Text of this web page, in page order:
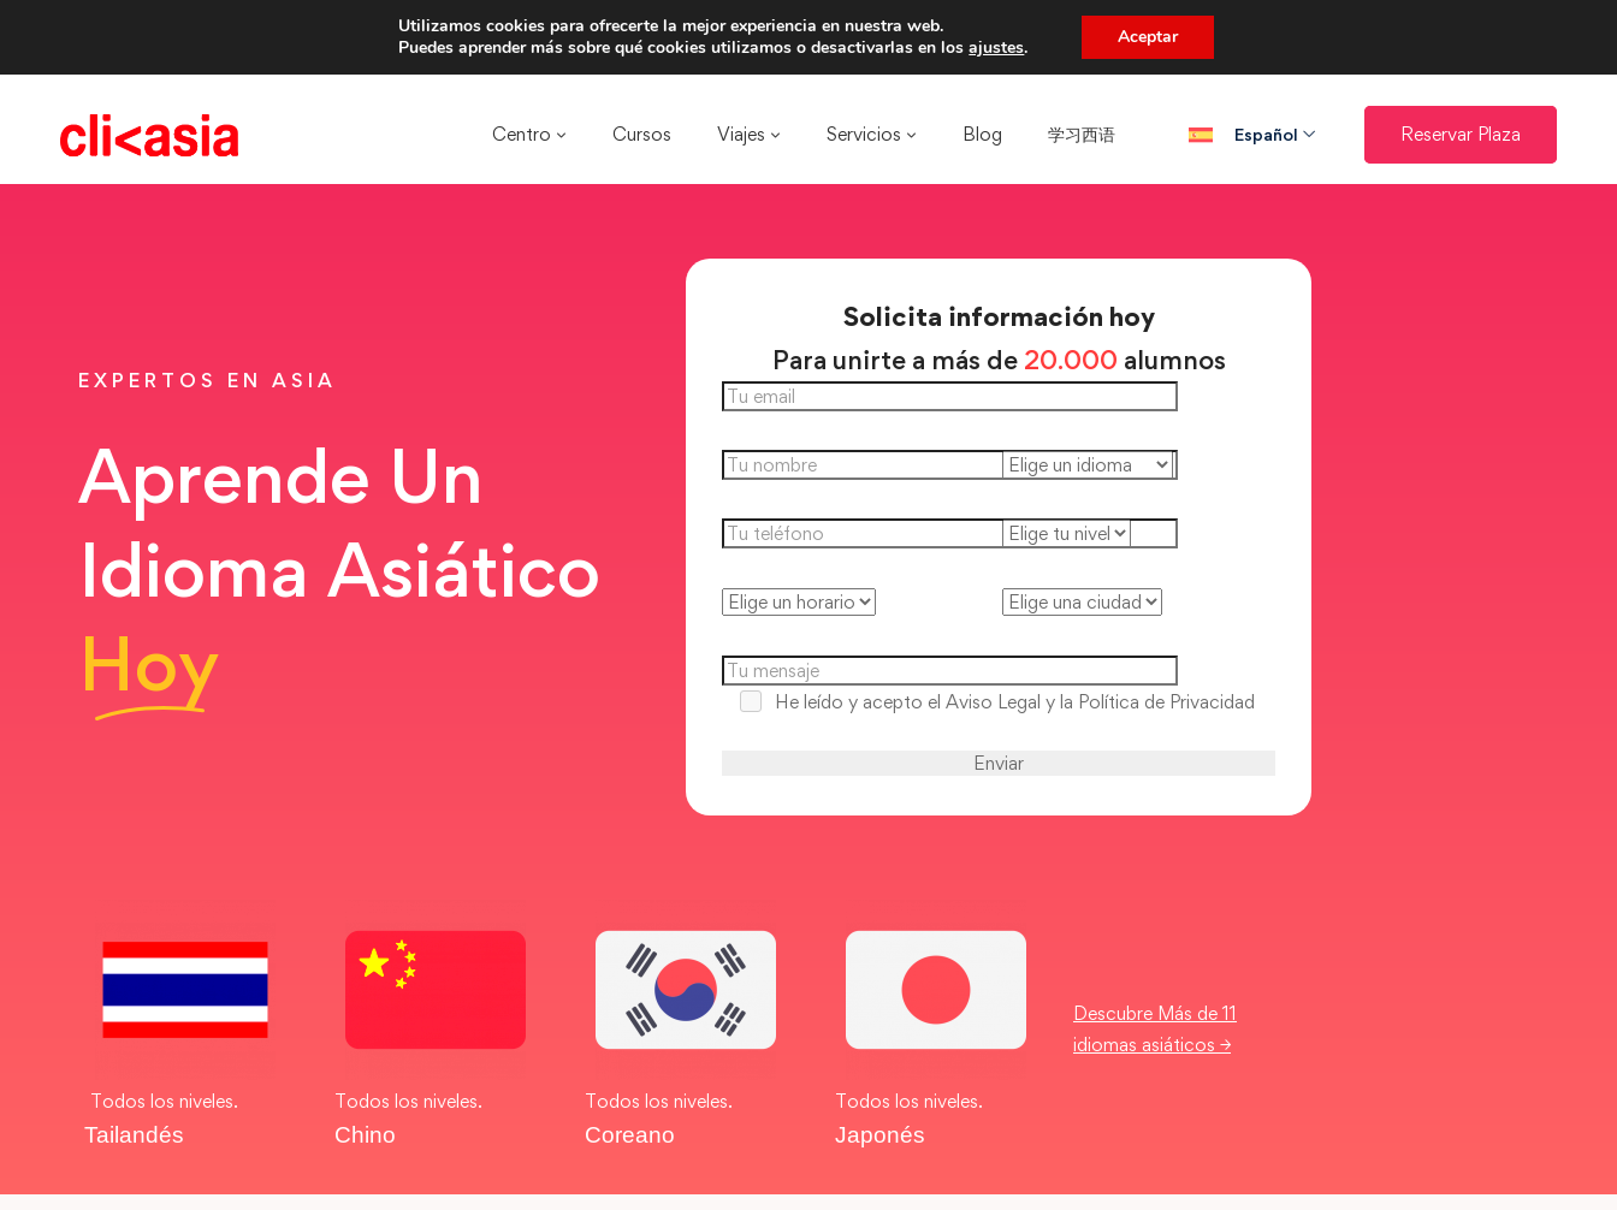
Trae a un amigo y llevaos un total de 75€ de descuento.
Centro Cursos Viajes Servicios Blog 学习西语​ Español Reservar Plaza
EXPERTOS EN ASIA
Aprende Un
Idioma Asiático
Hoy
Solicita información hoy
Para unirte a más de 20.000 alumnos
He leído y acepto el Aviso Legal y la Política de Privacidad
Todos los niveles.
Tailandés
Todos los niveles.
Chino
Todos los niveles.
Coreano
Todos los niveles.
Japonés
Descubre Más de 11
idiomas asiáticos →
Utilizamos cookies para ofrecerte la mejor experiencia en nuestra web.
Puedes aprender más sobre qué cookies utilizamos o desactivarlas en losajustes. Aceptar